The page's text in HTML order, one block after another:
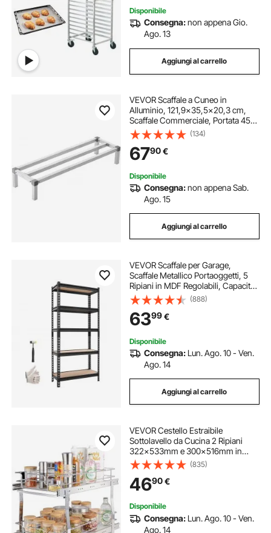
Disponibile
Consegna:non appena Gio.
Ago. 13
Aggiungi al carrello
VEVOR Scaffale a Cuneo in
Alluminio, 121,9x35,5x20,3 cm,
Scaffale Commerciale, Portata 454
kg, Montaggio Facile, Scaffale a
Cuneo per Conservazione Alimenti
a Pavimento, in Ristoranti, Cucine,
Garage
(134)
6790€
Disponibile
Consegna:non appena Sab.
Ago. 15
Aggiungi al carrello
VEVOR Scaffale per Garage,
Scaffale Metallico Portaoggetti, 5
Ripiani in MDF Regolabili, Capacità
907 kg, Scaffalatura Multiuso, per
Cucina, Dispensa, Cantina e Bagno,
72 cm L x 30,9 cm P x 152 cm A
(888)
6399€
Disponibile
Consegna: Lun. Ago. 10 - Ven.
Ago. 14
Aggiungi al carrello
VEVOR Cestello Estraibile
Sottolavello da Cucina 2 Ripiani
322x533mm e 300x516mm in
Acciaio Cromato, Cestello
Scorrevole Cucina Ripiano Carico
max. 30kg, Cestello Portautensili
Sottolavello da Cucina
(835)
4690€
Disponibile
Consegna: Lun. Ago. 10 - Ven.
Ago. 14